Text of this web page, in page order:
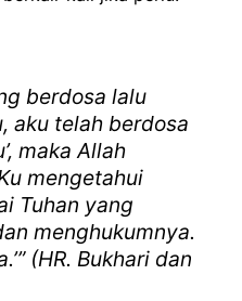
berdosa lalu
aku telah berdosa
maka Allah
mengetahui
Tuhan yang
menghukumnya.
” (HR. Bukhari dan